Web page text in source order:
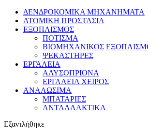
ΔΕΝΔΡΟΚΟΜΙΚΑ ΜΗΧΑΝΗΜΑΤΑ
ΑΤΟΜΙΚΗ ΠΡΟΣΤΑΣΙΑ
ΕΞΟΠΛΙΣΜΟΣ
ΠΟΤΙΣΜΑ
ΒΙΟΜΗΧΑΝΙΚΟΣ
ΨΕΚΑΣΤΗΡΕΣ
ΕΡΓΑΛΕΙΑ
ΑΛΥΣΟΠΡΙΟΝΑ
ΕΡΓΑΛΕΙΑ ΧΕΙΡΟΣ
ΑΝΑΛΩΣΙΜΑ
ΜΠΑΤΑΡΙΕΣ
ΑΝΤΑΛΛΑΚΤΙΚΑ
Εξαντλήθηκε